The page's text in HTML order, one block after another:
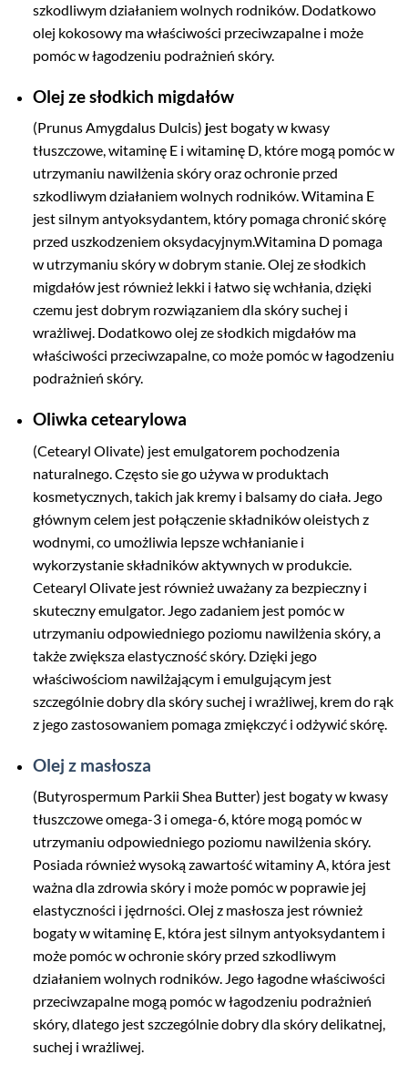
szkodliwym działaniem wolnych rodników. Dodatkowo
olej kokosowy ma właściwości przeciwzapalne i może
pomóc w łagodzeniu podrażnień skóry.
Olej ze słodkich migdałów
(Prunus Amygdalus Dulcis) jest bogaty w kwasy
tłuszczowe, witaminę E i witaminę D, które mogą pomóc w
utrzymaniu nawilżenia skóry oraz ochronie przed
szkodliwym działaniem wolnych rodników. Witamina E
jest silnym antyoksydantem, który pomaga chronić skórę
przed uszkodzeniem oksydacyjnym.Witamina D pomaga
w utrzymaniu skóry w dobrym stanie. Olej ze słodkich
migdałów jest również lekki i łatwo się wchłania, dzięki
czemu jest dobrym rozwiązaniem dla skóry suchej i
wrażliwej. Dodatkowo olej ze słodkich migdałów ma
właściwości przeciwzapalne, co może pomóc w łagodzeniu
podrażnień skóry.
Oliwka cetearylowa
(Cetearyl Olivate) jest emulgatorem pochodzenia
naturalnego. Często sie go używa w produktach
kosmetycznych, takich jak kremy i balsamy do ciała. Jego
głównym celem jest połączenie składników oleistych z
wodnymi, co umożliwia lepsze wchłanianie i
wykorzystanie składników aktywnych w produkcie.
Cetearyl Olivate jest również uważany za bezpieczny i
skuteczny emulgator. Jego zadaniem jest pomóc w
utrzymaniu odpowiedniego poziomu nawilżenia skóry, a
także zwiększa elastyczność skóry. Dzięki jego
właściwościom nawilżającym i emulgującym jest
szczególnie dobry dla skóry suchej i wrażliwej, krem do rąk
z jego zastosowaniem pomaga zmiękczyć i odżywić skórę.
Olej z masłosza
(Butyrospermum Parkii Shea Butter) jest bogaty w kwasy
tłuszczowe omega-3 i omega-6, które mogą pomóc w
utrzymaniu odpowiedniego poziomu nawilżenia skóry.
Posiada również wysoką zawartość witaminy A, która jest
ważna dla zdrowia skóry i może pomóc w poprawie jej
elastyczności i jędrności. Olej z masłosza jest również
bogaty w witaminę E, która jest silnym antyoksydantem i
może pomóc w ochronie skóry przed szkodliwym
działaniem wolnych rodników. Jego łagodne właściwości
przeciwzapalne mogą pomóc w łagodzeniu podrażnień
skóry, dlatego jest szczególnie dobry dla skóry delikatnej,
suchej i wrażliwej.